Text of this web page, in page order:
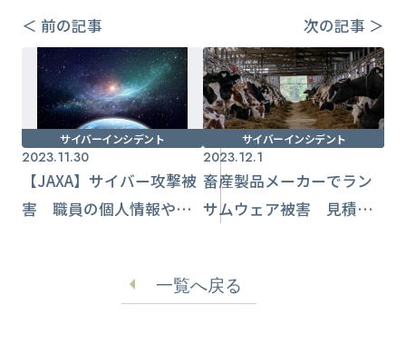
＜ 前の記事 次の記事 ＞
サイバーインシデント
2023.11.30
【JAXA】サイバー攻撃被
害 職員の個人情報や閲
サイバーインシデント
2023.12.1
畜産製品メーカーでラン
サムウェア被害 見積書
一覧へ戻る